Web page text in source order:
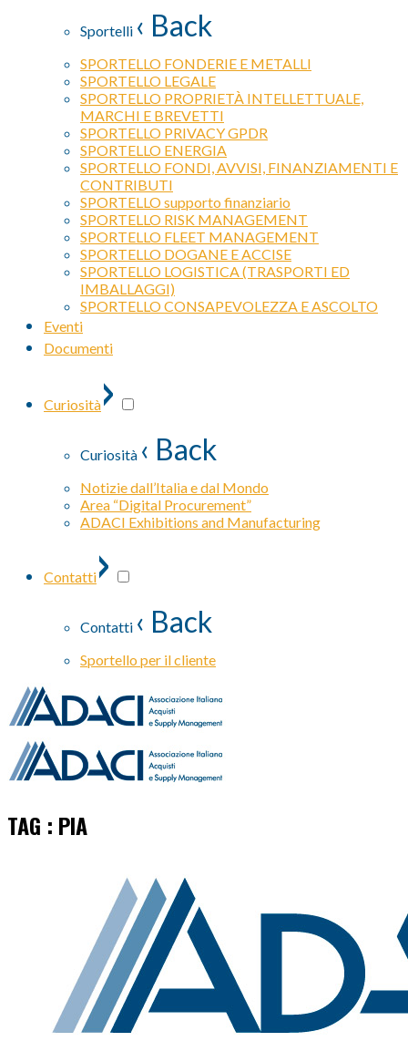
Sportelli ‹ Back
SPORTELLO FONDERIE E METALLI
SPORTELLO LEGALE
SPORTELLO PROPRIETÀ INTELLETTUALE,
MARCHI E BREVETTI
SPORTELLO PRIVACY GPDR
SPORTELLO ENERGIA
SPORTELLO FONDI, AVVISI, FINANZIAMENTI E
CONTRIBUTI
SPORTELLO supporto finanziario
SPORTELLO RISK MANAGEMENT
SPORTELLO FLEET MANAGEMENT
SPORTELLO DOGANE E ACCISE
SPORTELLO LOGISTICA (TRASPORTI ED
IMBALLAGGI)
SPORTELLO CONSAPEVOLEZZA E ASCOLTO
Eventi
Documenti
Curiosità›
Curiosità ‹ Back
Notizie dall’Italia e dal Mondo
Area “Digital Procurement”
ADACI Exhibitions and Manufacturing
Contatti›
Contatti ‹ Back
Sportello per il cliente
TAG : PIA